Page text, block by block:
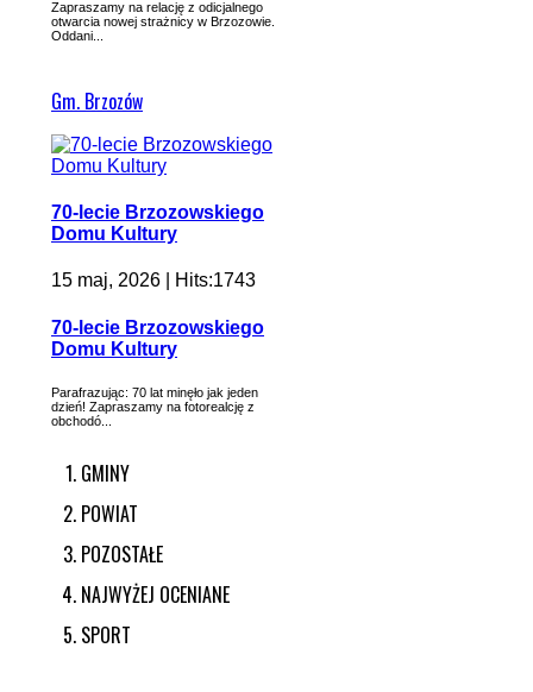
Zapraszamy na relację z odicjalnego
otwarcia nowej strażnicy w Brzozowie.
Oddani...
Gm. Brzozów
70-lecie Brzozowskiego
Domu Kultury
15 maj, 2026 | Hits:1743
70-lecie Brzozowskiego
Domu Kultury
Parafrazując: 70 lat minęło jak jeden
dzień! Zapraszamy na fotorealcję z
obchodó...
GMINY
POWIAT
POZOSTAŁE
NAJWYŻEJ OCENIANE
SPORT